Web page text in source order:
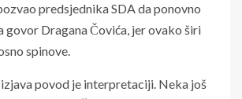
predsjednika SDA da ponovno
govor Dragana Čovića, jer ovako širi
spinove.
povod je interpretaciji. Neka još